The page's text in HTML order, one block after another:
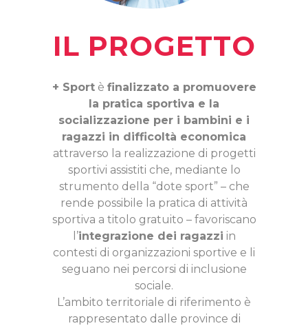
IL PROGETTO
+ Sportè finalizzato a promuovere
la pratica sportiva e la
socializzazione per i bambini e i
ragazzi in difficoltà economica
attraverso la realizzazione di progetti
sportivi assistiti che, mediante lo
strumento della “dote sport” – che
rende possibile la pratica di attività
sportiva a titolo gratuito – favoriscano
l’integrazione dei ragazzi in
contesti di organizzazioni sportive e li
seguano nei percorsi di inclusione
sociale.
L’ambito territoriale di riferimento è
rappresentato dalle province di